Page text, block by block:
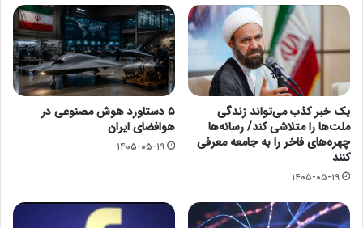
یک خبر کذب می‌تواند زندگی
ملت‌ها را متلاشی کند/ رسانه‌ها
چهره‌های فاخر را به جامعه معرفی
کنند
۱۴۰۵-۰۵-۱۹
۵ دستاورد هوش مصنوعی در
هوافضای ایران
۱۴۰۵-۰۵-۱۹